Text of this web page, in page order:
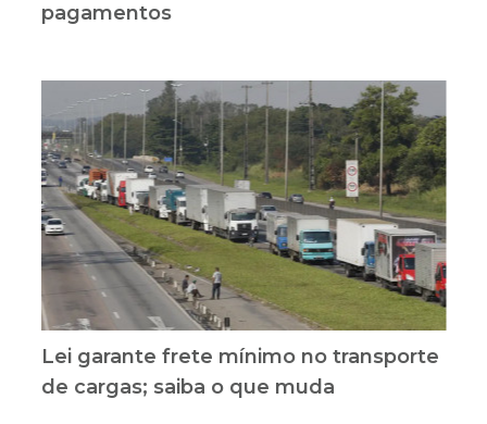
pagamentos
Lei garante frete mínimo no transporte
de cargas; saiba o que muda